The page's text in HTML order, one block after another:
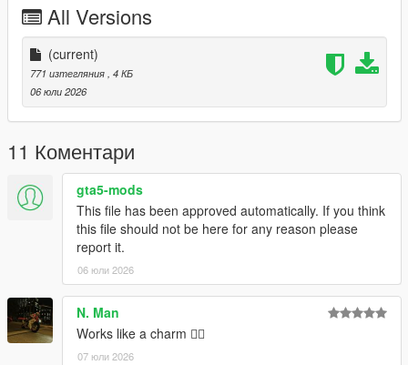
REQUIREMENTS:
Script Hook V
Legacy:
Script Hook VDotNET Nightly (
Enhanced:
Script Hook V .Net Enhanced (Download)
The newest version of the game
Have a legit copy of the game
DO NOT REDISTRIBUTE THIS MOD
Climb Guns (Keep Your Guns Whilst Climbing) © All
Rights Reserved
All files are owned by M8T, re-distribution of these files
without consent from M8T is prohibited.
All Versions
(current)
771 изтегляния , 4 КБ
06 юли 2026
11 Коментари
gta5-mods
This file has been approved automatically. If you think
this file should not be here for any reason please
report it.
06 юли 2026
N. Man
Works like a charm 👍🏿
07 юли 2026